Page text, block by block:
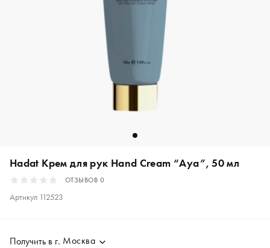
Hadat Крем для рук Hand Cream “Aya”, 50 мл
ОТЗЫВОВ 0
Артикул 112523
Получить в г. Москва